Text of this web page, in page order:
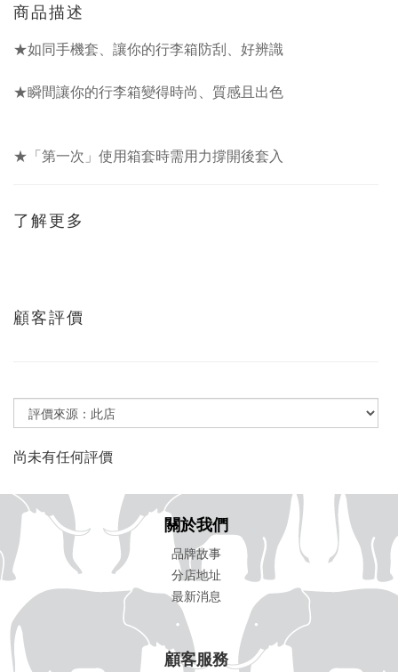
商品描述
★如同手機套、讓你的行李箱防刮、好辨識
★瞬間讓你的行李箱變得時尚、質感且出色
★「第一次」使用箱套時需用力撐開後套入
了解更多
顧客評價
尚未有任何評價
關於我們
品牌故事
分店地址
最新消息
顧客服務